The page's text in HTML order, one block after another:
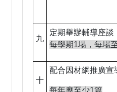
九
定期舉辦輔導座談
每學期1場，每場
十
配合因材網推廣宣